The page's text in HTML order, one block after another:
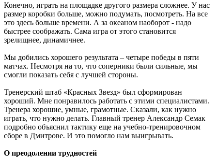
Конечно, играть на площадке другого размера сложнее. У нас
размер коробки больше, можно подумать, посмотреть. На все
это здесь больше времени. А за океаном наоборот - надо
быстрее соображать. Сама игра от этого становится
зрелищнее, динамичнее.
Мы добились хорошего результата – четыре победы в пяти
матчах. Несмотря на то, что соперники были сильные, мы
смогли показать себя с лучшей стороны.
Тренерский штаб «Красных Звезд» был сформирован
хороший. Мне понравилось работать с этими специалистами.
Тренера хорошие, умные, грамотные. Сказали, как нужно
играть, что нужно делать. Главный тренер Александр Семак
подробно объяснил тактику еще на учебно-тренировочном
сборе в Дмитрове. И это помогло нам выигрывать.
О преодолении трудностей